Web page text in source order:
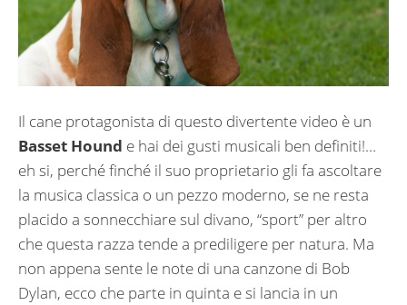
Il cane protagonista di questo divertente video è un
Basset Hound e hai dei gusti musicali ben definiti!…
eh si, perché finché il suo proprietario gli fa ascoltare
la musica classica o un pezzo moderno, se ne resta
placido a sonnecchiare sul divano, “sport” per altro
che questa razza tende a prediligere per natura. Ma
non appena sente le note di una canzone di Bob
Dylan, ecco che parte in quinta e si lancia in un